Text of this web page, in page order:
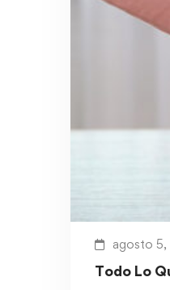
agosto
Todo Lo